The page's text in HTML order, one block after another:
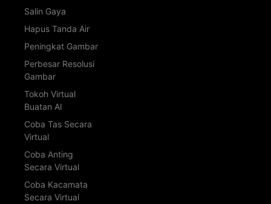
Salin Gaya
Hapus Tanda Air
Peningkat Gambar
Perbesar Resolusi
Gambar
Tokoh Virtual
Buatan AI
Coba Tas Secara
Virtual
Coba Anting
Secara Virtual
Coba Kacamata
Secara Virtual